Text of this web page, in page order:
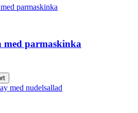
med parmaskinka